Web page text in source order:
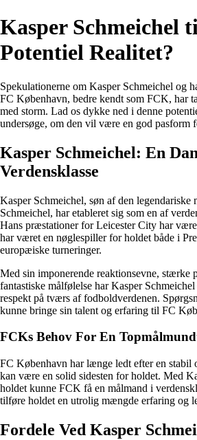
Kasper Schmeichel
Potentiel Realitet?
Spekulationerne om Kasper Schmeichel og
FC København, bedre kendt som FCK, har
med storm. Lad os dykke ned i denne
undersøge, om den vil være en god pasform
Kasper Schmeichel: En
Verdensklasse
Kasper Schmeichel, søn af den legendariske
Schmeichel, har etableret sig som en af
Hans præstationer for Leicester City har
har været en nøglespiller for holdet både i
europæiske turneringer.
Med sin imponerende reaktionsevne, stærke
fantastiske målfølelse har Kasper
respekt på tværs af fodboldverdenen.
kunne bringe sin talent og erfaring til FC
FCKs Behov For En
FC København har længe ledt efter en stabil
kan være en solid sidesten for holdet. Med
holdet kunne FCK få en målmand i
tilføre holdet en utrolig mængde erfaring og
Fordele Ved Kasper